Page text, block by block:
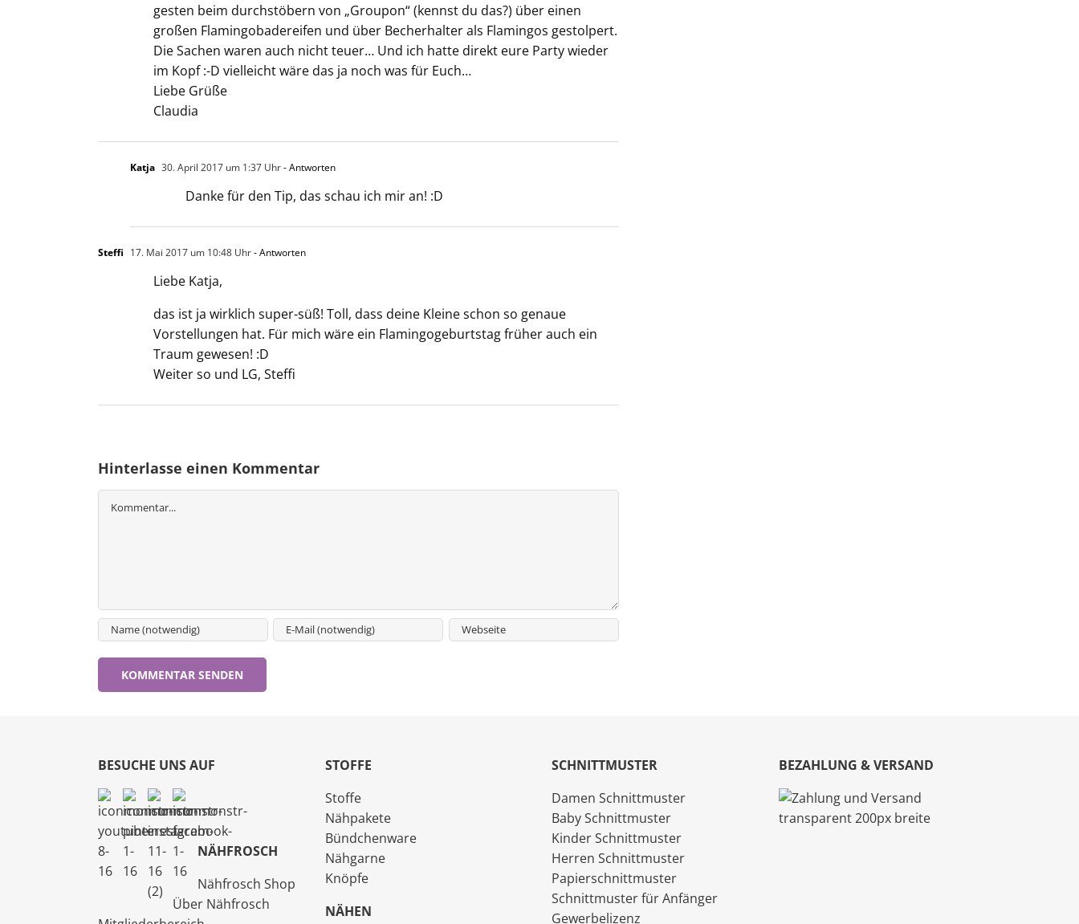
gesten beim durchstöbern von „Groupon“ (kennst du das?) über einen
großen Flamingobadereifen und über Becherhalter als Flamingos gestolpert.
Die Sachen waren auch nicht teuer… Und ich hatte direkt eure Party wieder
im Kopf :-D vielleicht wäre das ja noch was für Euch…
Liebe Grüße
Claudia
Katja 30. April 2017 um 1:37 Uhr- Antworten
Danke für den Tip, das schau ich mir an! :D
Steffi 17. Mai 2017 um 10:48 Uhr- Antworten
Liebe Katja,
das ist ja wirklich super-süß! Toll, dass deine Kleine schon so genaue
Vorstellungen hat. Für mich wäre ein Flamingogeburtstag früher auch ein
Traum gewesen! :D
Weiter so und LG, Steffi
Hinterlasse einen Kommentar
BESUCHE UNS AUF
NÄHFROSCH
Nähfrosch Shop
Über Nähfrosch
STOFFE
Stoffe
Nähpakete
Bündchenware
Nähgarne
Knöpfe
NÄHEN
SCHNITTMUSTER
Damen Schnittmuster
Baby Schnittmuster
Kinder Schnittmuster
Herren Schnittmuster
Papierschnittmuster
Schnittmuster für Anfänger
Gewerbelizenz
BEZAHLUNG & VERSAND